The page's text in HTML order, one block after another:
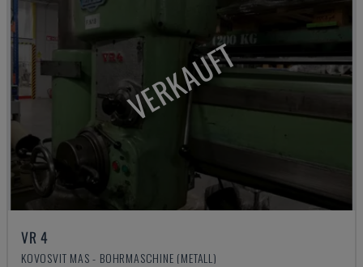
VERKAUFT
VR 4
KOVOSVIT MAS - BOHRMASCHINE (METALL)